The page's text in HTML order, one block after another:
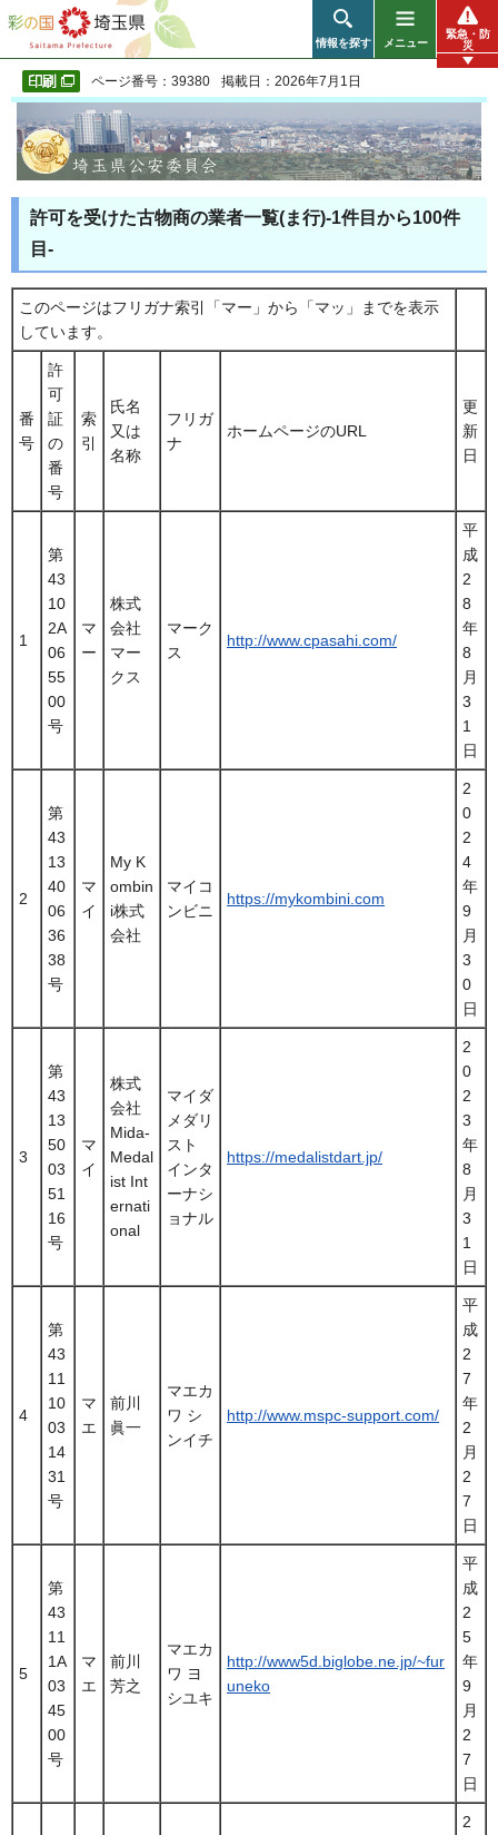
彩の国 埼玉県
情報を探す メニュー
緊急・防
災
ページ番号：39380 掲載日：2026年7月1日
許可を受けた古物商の業者一覧(ま行)-1件目から100件
目-
このページはフリガナ索引「マー」から「マッ」までを表示
しています。
番
号
許
可
証
の
番
号
索
引
氏名
又は
名称
フリガ
ナ
ホームページのURL
更
新
日
1
第
43
10
2A
06
55
00
号
マ
ー
株式
会社
マー
クス
マーク
ス
http://www.cpasahi.com/
平
成
2
8
年
8
月
3
1
日
2
第
43
13
40
06
36
38
号
マ
イ
My K
ombin
i株式
会社
マイコ
ンビニ
https://mykombini.com
2
0
2
4
年
9
月
3
0
日
3
第
43
13
50
03
51
16
号
マ
イ
株式
会社
Mida-
Medal
ist Int
ernati
onal
マイダ
メダリ
スト
インタ
ーナシ
ョナル
https://medalistdart.jp/
2
0
2
3
年
8
月
3
1
日
4
第
43
11
10
03
14
31
号
マ
エ
前川
眞一
マエカ
ワ シ
ンイチ
http://www.mspc-support.com/
平
成
2
7
年
2
月
2
7
日
5
第
43
11
1A
03
45
00
号
マ
エ
前川
芳之
マエカ
ワ ヨ
シユキ
http://www5d.biglobe.ne.jp/~fur
uneko
平
成
2
5
年
9
月
2
7
日
2